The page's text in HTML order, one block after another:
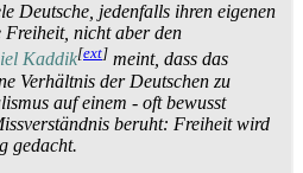
Deutsche, jedenfalls ihren eigenen
Freiheit, nicht aber den
Kaddik[ext] meint, dass das
Verhältnis der Deutschen zu
auf einem - oft bewusst
beruht: Freiheit wird
gedacht.